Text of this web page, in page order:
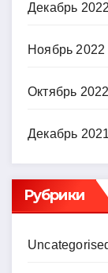
Декабрь 2022
Ноябрь 2022
Октябрь 2022
Декабрь 2021
Рубрики